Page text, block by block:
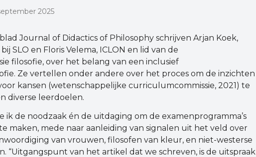
2025
Journal of Didactics of Philosophy schrijven Arjan Koek,
SLO en Floris Velema, ICLON en lid van de
filosofie, over het belang van een inclusief
Ze vertellen onder andere over het proces om de inzichten
kansen (wetenschappelijke curriculumcommissie, 2021) te
diverse leerdoelen.
ik de noodzaak én de uitdaging om de examenprogramma’s
maken, mede naar aanleiding van signalen uit het veld over
van vrouwen, filosofen van kleur, en niet-westerse
“Uitgangspunt van het artikel dat we schreven, is de uitspraak